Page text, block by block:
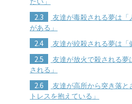
2.3
友達が毒殺される夢は
がある」
2.4 友達が絞殺される夢は「
2.5
友達が放火で殺される夢
される」
2.6
友達が高所から突き落と
トレスを抱えている」